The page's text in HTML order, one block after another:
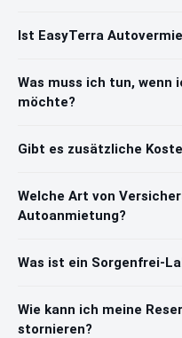
Ist EasyTerra
Was muss ich tun, wenn
möchte?
Gibt es zusätzliche
Welche Art von
Autoanmietung?
Was ist ein Sorgenfrei-
Wie kann ich meine
stornieren?